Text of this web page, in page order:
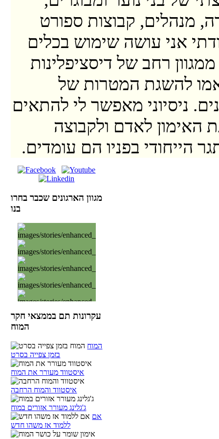
מנהלים, קבוצות ספורט
אני עושה שימוש בכלים
רחב של דיסציפלינות
להשגת המטרות של
ניסיוני מאפשר לי להתאים
האימון לאדם ולקבוצה
הייחודי בפניו הם עומדים.
מגוון הארגונים שכבר בחרו
בנו
עקרונות תם בממצאי חקר
המוח
המוח
בזמן צפייה בסרט
איסטווד מעורר את המוח
איסטווד והמוח הרחבה
ג'גלינג מעורר אזורים במוח
אם
ללמוד אז משהו חדש